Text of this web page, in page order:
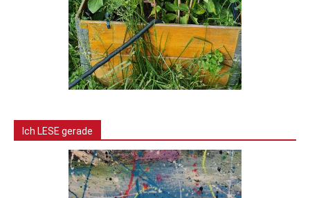
Ich LESE gerade